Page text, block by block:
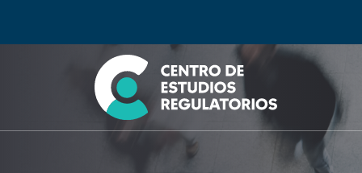
Seleccione país Tipo de artículo
Buscar